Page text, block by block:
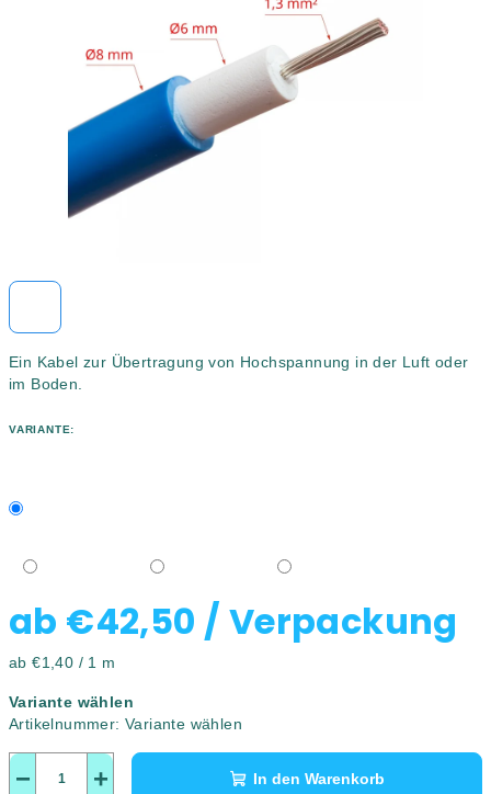
Ein Kabel zur Übertragung von Hochspannung in der Luft oder
im Boden.
VARIANTE:
ab €42,50 / Verpackung
Verkaufspreis:
ab €1,40 / 1 m
Variante wählen
Artikelnummer: Variante wählen
+
− In den Warenkorb
Sternen.